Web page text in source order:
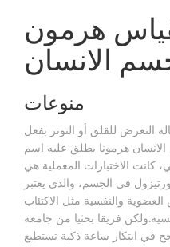
هرمون
الانسان
منوعات
للقلق أو التوتر بفعل
الانسان هرمونا يطلق عليه اسم
كانت الاختبارات المعملية هي
في الجسم، والذي يعتبر
والنفسية مثل الاكتئاب
فريقا بحثيا من جامعة
في ابتكار ساعة ذكية تستطيع